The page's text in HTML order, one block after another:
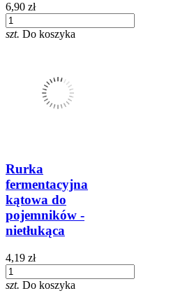
6,90 zł
szt. Do koszyka
Rurka
fermentacyjna
kątowa do
pojemników -
nietłukąca
4,19 zł
szt. Do koszyka